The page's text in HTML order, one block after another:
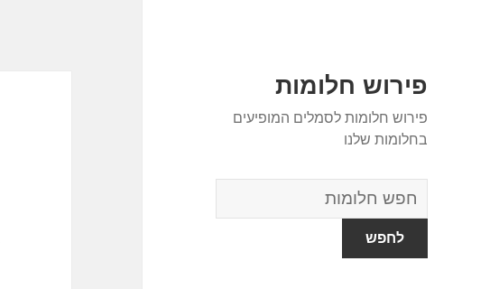
פירוש חלומות
פירוש חלומות לסמלים המופיעים
בחלומות שלנו
מילון
החלומות